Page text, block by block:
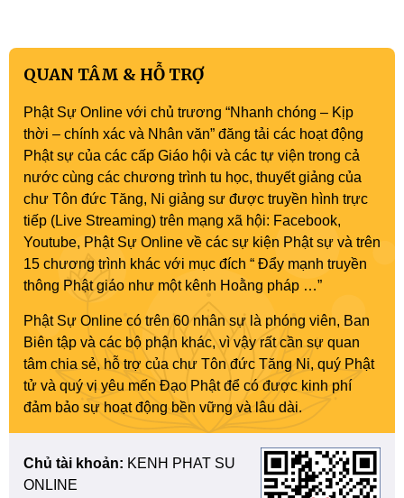
QUAN TÂM & HỖ TRỢ
Phật Sự Online với chủ trương “Nhanh chóng – Kịp
thời – chính xác và Nhân văn” đăng tải các hoạt động
Phật sự của các cấp Giáo hội và các tự viện trong cả
nước cùng các chương trình tu học, thuyết giảng của
chư Tôn đức Tăng, Ni giảng sư được truyền hình trực
tiếp (Live Streaming) trên mạng xã hội: Facebook,
Youtube, Phật Sự Online về các sự kiện Phật sự và trên
15 chương trình khác với mục đích “ Đẩy mạnh truyền
thông Phật giáo như một kênh Hoằng pháp …”
Phật Sự Online có trên 60 nhân sự là phóng viên, Ban
Biên tập và các bộ phận khác, vì vậy rất cần sự quan
tâm chia sẻ, hỗ trợ của chư Tôn đức Tăng Ni, quý Phật
tử và quý vị yêu mến Đạo Phật để có được kinh phí
đảm bảo sự hoạt động bền vững và lâu dài.
Chủ tài khoản: KENH PHAT SU
ONLINE